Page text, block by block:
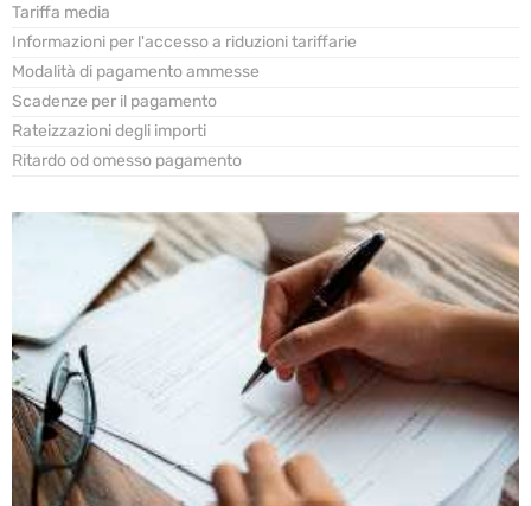
Tariffa media
Informazioni per l'accesso a riduzioni tariffarie
Modalità di pagamento ammesse
Scadenze per il pagamento
Rateizzazioni degli importi
Ritardo od omesso pagamento